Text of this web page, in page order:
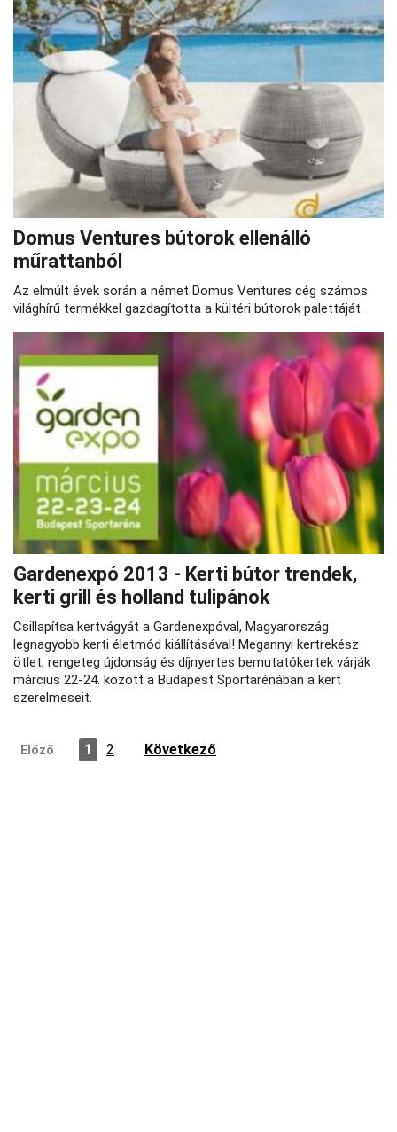
Domus Ventures bútorok ellenálló
műrattanból
Az elmúlt évek során a német Domus Ventures cég számos
világhírű termékkel gazdagította a kültéri bútorok palettáját.
Gardenexpó 2013 - Kerti bútor trendek,
kerti grill és holland tulipánok
Csillapítsa kertvágyát a Gardenexpóval, Magyarország
legnagyobb kerti életmód kiállításával! Megannyi kertrekész
ötlet, rengeteg újdonság és díjnyertes bemutatókertek várják
március 22-24. között a Budapest Sportarénában a kert
szerelmeseit.
Előző 1 2 Következő